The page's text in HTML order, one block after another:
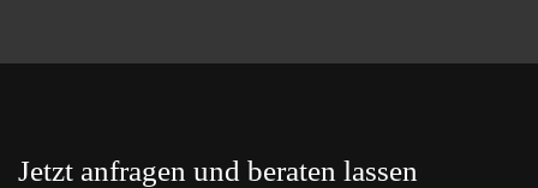
Jetzt anfragen und beraten lassen